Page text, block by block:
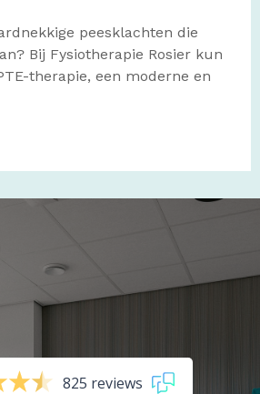
peesklachten die
Bij Fysiotherapie Rosier kun
therapie, een moderne en
825 reviews